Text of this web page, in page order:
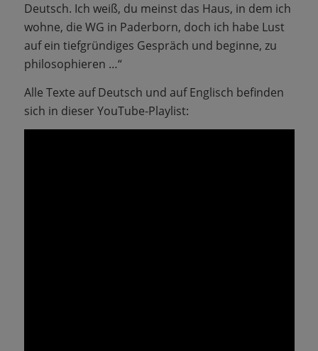
Deutsch. Ich weiß, du meinst das Haus, in dem ich
wohne, die WG in Paderborn, doch ich habe Lust
auf ein tiefgründiges Gespräch und beginne, zu
philosophieren …“
Alle Texte auf Deutsch und auf Englisch befinden
sich in dieser YouTube-Playlist: